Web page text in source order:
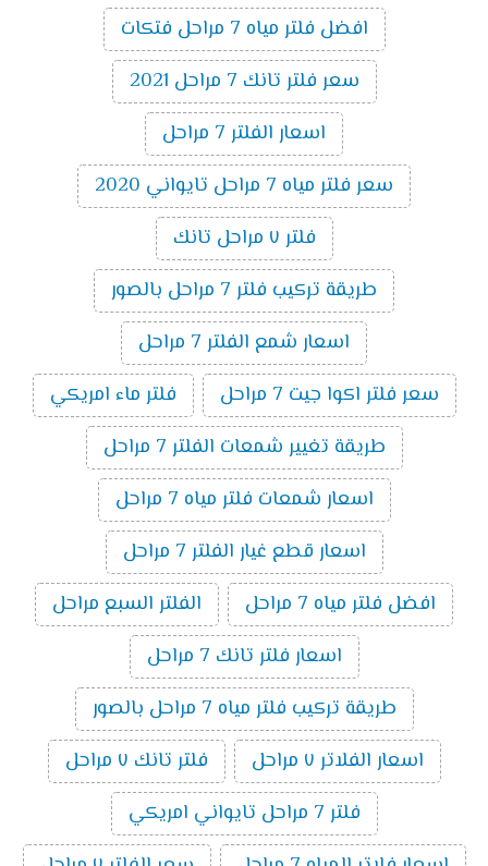
افضل فلتر مياه 7 مراحل فتكات
سعر فلتر تانك 7 مراحل 2021
اسعار الفلتر 7 مراحل
سعر فلتر مياه 7 مراحل تايواني 2020
فلتر ٧ مراحل تانك
طريقة تركيب فلتر 7 مراحل بالصور
اسعار شمع الفلتر 7 مراحل
سعر فلتر اكوا جيت 7 مراحل
فلتر ماء امريكي
طريقة تغيير شمعات الفلتر 7 مراحل
اسعار شمعات فلتر مياه 7 مراحل
اسعار قطع غيار الفلتر 7 مراحل
افضل فلتر مياه 7 مراحل
الفلتر السبع مراحل
اسعار فلتر تانك 7 مراحل
طريقة تركيب فلتر مياه 7 مراحل بالصور
اسعار الفلاتر ٧ مراحل
فلتر تانك ٧ مراحل
فلتر 7 مراحل تايواني امريكي